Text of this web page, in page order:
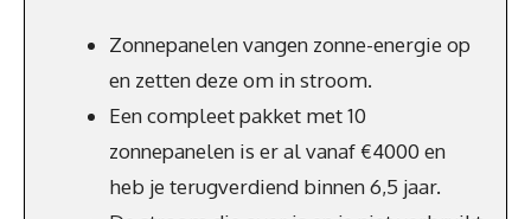
Zonnepanelen vangen zonne-energie op
en zetten deze om in stroom.
Een compleet pakket met 10
zonnepanelen is er al vanaf €4000 en
heb je terugverdiend binnen 6,5 jaar.